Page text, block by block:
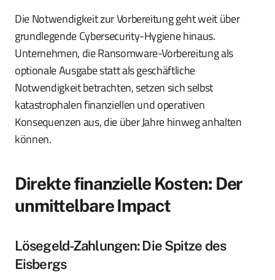
Die Notwendigkeit zur Vorbereitung geht weit über
grundlegende Cybersecurity-Hygiene hinaus.
Unternehmen, die Ransomware-Vorbereitung als
optionale Ausgabe statt als geschäftliche
Notwendigkeit betrachten, setzen sich selbst
katastrophalen finanziellen und operativen
Konsequenzen aus, die über Jahre hinweg anhalten
können.
Direkte finanzielle Kosten: Der
unmittelbare Impact
Lösegeld-Zahlungen: Die Spitze des
Eisbergs